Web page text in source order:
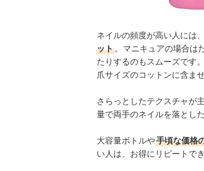
ネイルの頻度が高い人には
ット 。マニキュアの場合は
たりするのもスムーズです
爪サイズのコットンに含ま
さらっとしたテクスチャが
量で両手のネイルを落とし
大容量ボトルや手頃な価格
い人は、お得にリピートで